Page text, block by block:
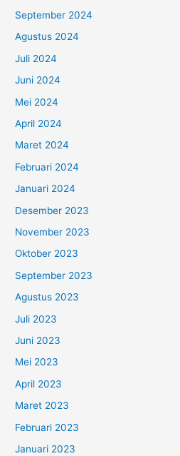
September 2024
Agustus 2024
Juli 2024
Juni 2024
Mei 2024
April 2024
Maret 2024
Februari 2024
Januari 2024
Desember 2023
November 2023
Oktober 2023
September 2023
Agustus 2023
Juli 2023
Juni 2023
Mei 2023
April 2023
Maret 2023
Februari 2023
Januari 2023